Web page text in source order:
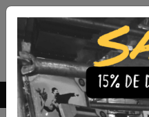
Envío Gratis a todo Chile